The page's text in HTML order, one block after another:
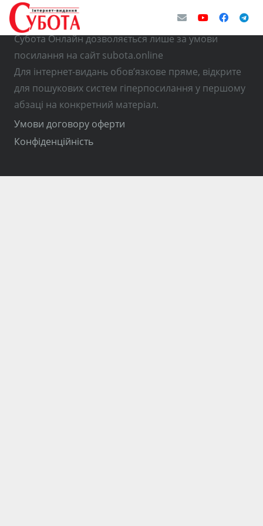
© Використання матеріалів з інтернет-видання
Субота Онлайн дозволяється лише за умови
посилання на сайт subota.online
Для інтернет-видань обов’язкове пряме, відкрите
для пошукових систем гіперпосилання у першому
абзаці на конкретний матеріал.
Умови договору оферти
Конфіденційність